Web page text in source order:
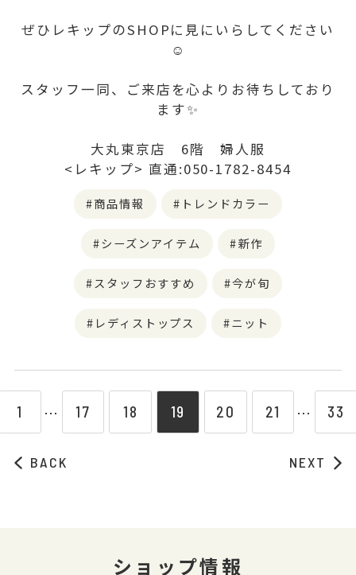
ぜひレキップのSHOPに見にいらしてください
☺️
スタッフ一同、ご来店を心よりお待ちしており
ます✨
大丸東京店 6階 婦人服
<レキップ> 直通:050-1782-8454
商品情報 トレンドカラー
シーズンアイテム 新作
スタッフおすすめ 今が旬
レディストップス ニット
BACK
1 ⋯ 17 18 19 20 21 ⋯ 33
NEXT
ショップ情報